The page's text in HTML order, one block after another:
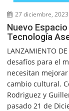
27 diciembre, 2023
Nuevo
Tecnología
LANZAMIENTO
desafíos para el
necesitan
cambio cultural.
Rodriguez y
pasado 21 de